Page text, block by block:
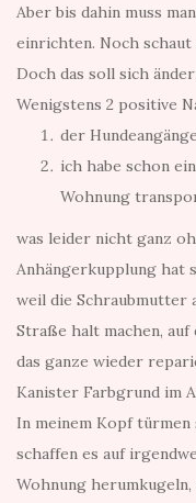
Aber bis dahin muss
einrichten. Noch schaut
Doch das soll sich
Wenigstens 2 positive
der
ich habe schon
Wohnung
was leider nicht ganz
Anhängerkupplung hat
weil die Schraubmutter
Straße halt machen,
das ganze wieder
Kanister Farbgrund im
In meinem Kopf
schaffen es auf
Wohnung